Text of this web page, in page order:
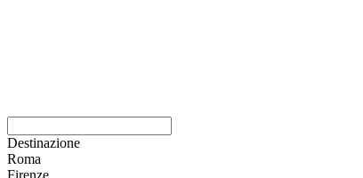
Destinazione
Roma
Firenze